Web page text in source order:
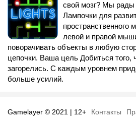
свой мозг? Мы рады
Лампочки для
левой и правой
поворачивать объекты в любую
цепочки. Ваша цель Добиться того,
загорелись. С каждым уровнем
больше усилий.
Gamelayer © 2021 | 12+ Контакты